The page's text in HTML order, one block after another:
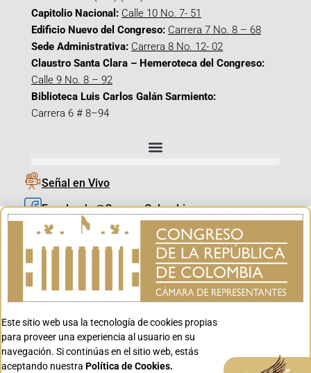
Capitolio Nacional: Calle 10 No. 7- 51
Edificio Nuevo del Congreso: Carrera 7 No. 8 – 68
Sede Administrativa: Carrera 8 No. 12- 02
Claustro Santa Clara – Hemeroteca del Congreso:
Calle 9 No. 8 – 92
Biblioteca Luis Carlos Galán Sarmiento:
Carrera 6 # 8–94
Señal en Vivo
Facebook_@CamaraColombia
Instagram_@CamaraColombia
X_@CamaraColombia
Youtube_@CamaraColombia
Youtube_@CanalCongreso
Este sitio web usa la tecnología de cookies propias
para proveer una experiencia al usuario en su
navegación. Si continúas en el sitio web, estás
aceptando nuestra Política de Cookies. Aceptar